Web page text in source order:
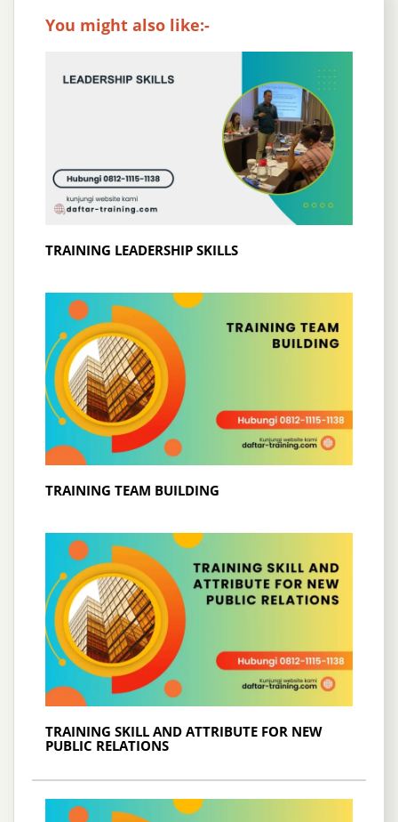
You might also like:-
TRAINING LEADERSHIP SKILLS
TRAINING TEAM BUILDING
TRAINING SKILL AND ATTRIBUTE FOR NEW
PUBLIC RELATIONS